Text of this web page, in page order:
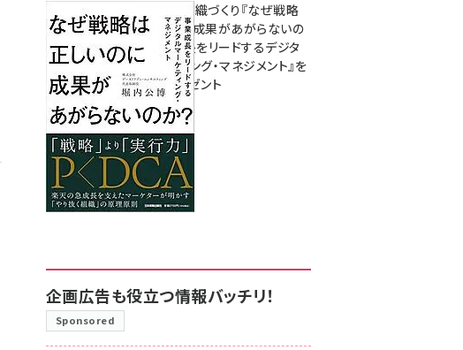
成果を生む組織づくり『なぜ戦略
は正しいのに成果があがらないの
か？ 事業成長をリードするデジタ
ルマーケティング・マネジメント』を
3名様にプレゼント
8月7日 10:00
企画広告も役立つ情報バッチリ！
Sponsored